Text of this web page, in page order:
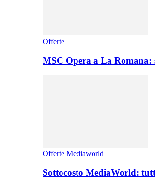
Offerte
MSC Opera a La Romana:
Offerte Mediaworld
Sottocosto MediaWorld: